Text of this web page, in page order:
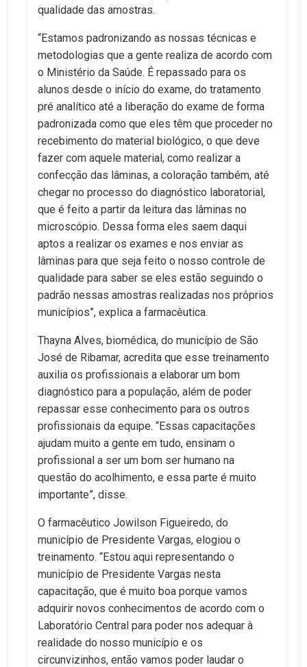
qualidade das amostras.
“Estamos padronizando as nossas técnicas e
metodologias que a gente realiza de acordo com
o Ministério da Saúde. É repassado para os
alunos desde o início do exame, do tratamento
pré analítico até a liberação do exame de forma
padronizada como que eles têm que proceder no
recebimento do material biológico, o que deve
fazer com aquele material, como realizar a
confecção das lâminas, a coloração também, até
chegar no processo do diagnóstico laboratorial,
que é feito a partir da leitura das lâminas no
microscópio. Dessa forma eles saem daqui
aptos a realizar os exames e nos enviar as
lâminas para que seja feito o nosso controle de
qualidade para saber se eles estão seguindo o
padrão nessas amostras realizadas nos próprios
municípios”, explica a farmacêutica.
Thayna Alves, biomédica, do município de São
José de Ribamar, acredita que esse treinamento
auxilia os profissionais a elaborar um bom
diagnóstico para a população, além de poder
repassar esse conhecimento para os outros
profissionais da equipe. “Essas capacitações
ajudam muito a gente em tudo, ensinam o
profissional a ser um bom ser humano na
questão do acolhimento, e essa parte é muito
importante”, disse.
O farmacêutico Jowilson Figueiredo, do
município de Presidente Vargas, elogiou o
treinamento. “Estou aqui representando o
município de Presidente Vargas nesta
capacitação, que é muito boa porque vamos
adquirir novos conhecimentos de acordo com o
Laboratório Central para poder nos adequar à
realidade do nosso município e os
circunvizinhos, então vamos poder laudar o